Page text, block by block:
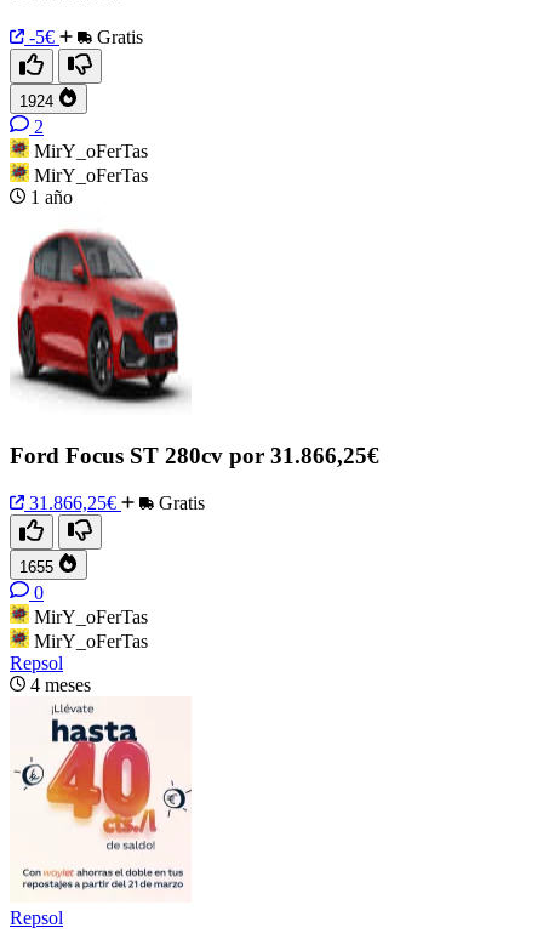
-5€ Gratis
1924
2
MirY_oFerTas
MirY_oFerTas
1 año
Ford Focus ST 280cv por 31.866,25€
31.866,25€ Gratis
1655
0
MirY_oFerTas
MirY_oFerTas
Repsol
4 meses
Repsol